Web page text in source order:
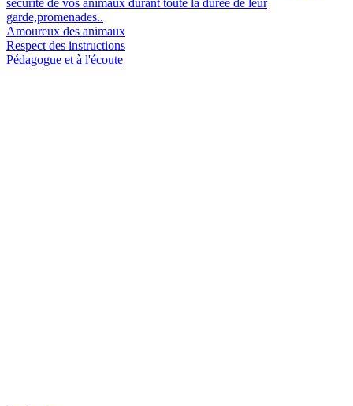
garde,promenades..
Amoureux des animaux
Respect des instructions
Pédagogue et à l'écoute